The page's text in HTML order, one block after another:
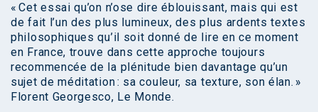
« Cet essai qu’on n’ose dire éblouissant, mais qui est
de fait l’un des plus lumineux, des plus ardents textes
philosophiques qu’il soit donné de lire en ce moment
en France, trouve dans cette approche toujours
recommencée de la plénitude bien davantage qu’un
sujet de méditation : sa couleur, sa texture, son élan. »
Florent Georgesco, Le Monde.